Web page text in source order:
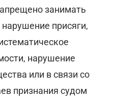
занимать
присяги,
нарушение
или в связи со
признания судом